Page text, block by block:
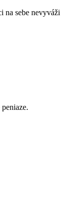
na sebe